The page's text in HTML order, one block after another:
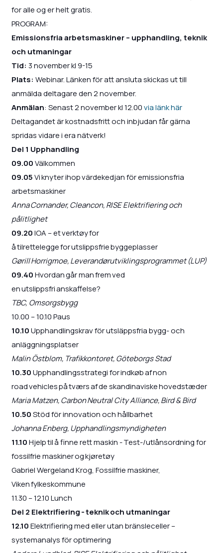
for alle og er helt gratis.
PROGRAM:
Emissionsfria arbetsmaskiner – upphandling, teknik
och utmaningar
Tid: 3 november kl 9-15
Plats: Webinar. Länken för att ansluta skickas ut till
anmälda deltagare den 2 november.
Anmälan: Senast 2 november kl 12.00via länk här
Deltagandet är kostnadsfritt och inbjudan får gärna
spridas vidare i era nätverk!
Del 1 Upphandling
09.00Välkommen
09.05Vi knyter ihop värdekedjan för emissionsfria
arbetsmaskiner
Anna Cornander, Cleancon, RISE Elektrifiering och
pålitlighet
09.20IOA – et verktøy for
å tilrettelegge for utslippsfrie byggeplasser
Gørill Horrigmoe, Leverandørutviklingsprogrammet (LUP)
09.40Hvordan går man frem ved
en utslippsfri anskaffelse?
TBC, Omsorgsbygg
10.00 – 10.10 Paus
10.10Upphandlingskrav för utsläppsfria bygg- och
anläggningsplatser
Malin Östblom, Trafikkontoret, Göteborgs Stad
10.30Upphandlingsstrategi for indkøb af non
road vehicles på tværs af de skandinaviske hovedstæder
Maria Matzen, Carbon Neutral City Alliance, Bird & Bird
10.50Stöd för innovation och hållbarhet
Johanna Enberg, Upphandlingsmyndigheten
11.10Hjelp til å finne rett maskin - Test-/utlånsordning for
fossilfrie maskiner og kjøretøy
Gabriel Wergeland Krog, Fossilfrie maskiner,
Viken fylkeskommune
11.30 – 12.10 Lunch
Del 2 Elektrifiering - teknik och utmaningar
12.10Elektrifiering med eller utan bränsleceller –
systemanalys för optimering